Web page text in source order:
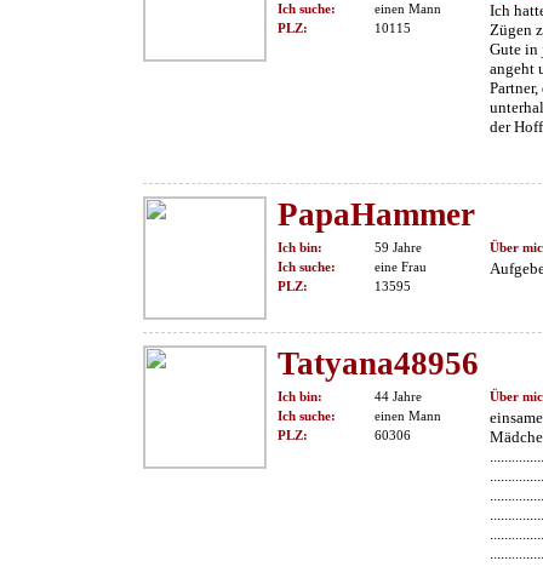
Ich suche:
einen Mann
PLZ:
10115
Ich
Zügen
Gute in
angeht
der
PapaHammer
Ich bin:
59 Jahre
Ich suche:
eine Frau
PLZ:
13595
Über
Tatyana48956
Ich bin:
44 Jahre
Ich suche:
einen Mann
PLZ:
60306
Über